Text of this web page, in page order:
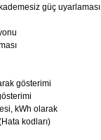
güç uyarlaması
gösterimi
kWh olarak
kodları)